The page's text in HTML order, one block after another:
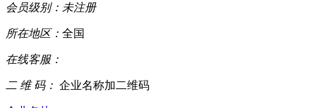
会员级别： 未注册
所在地区： 全国
在线客服：
二 维 码： 企业名称加二维码